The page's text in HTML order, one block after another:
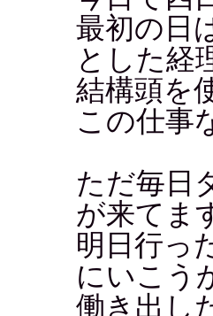
最初の日
とした経
結構頭を
この仕事
ただ毎日
が来てま
明日行っ
にいこう
働き出し